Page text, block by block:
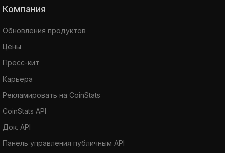
Компания
Обновления продуктов
Цены
Пресс-кит
Карьера
Рекламировать на CoinStats
CoinStats API
Док. API
Панель управления публичным API